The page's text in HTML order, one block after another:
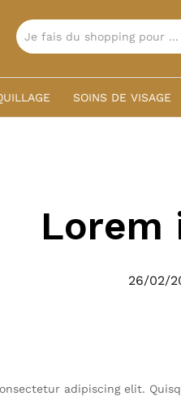
TOUTES
SOINS DE VISAGE
Lorem
26/02/
adipiscing elit.